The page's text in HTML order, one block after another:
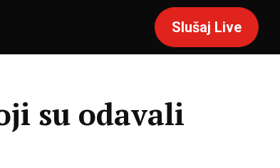
Slušaj Live
su odavali